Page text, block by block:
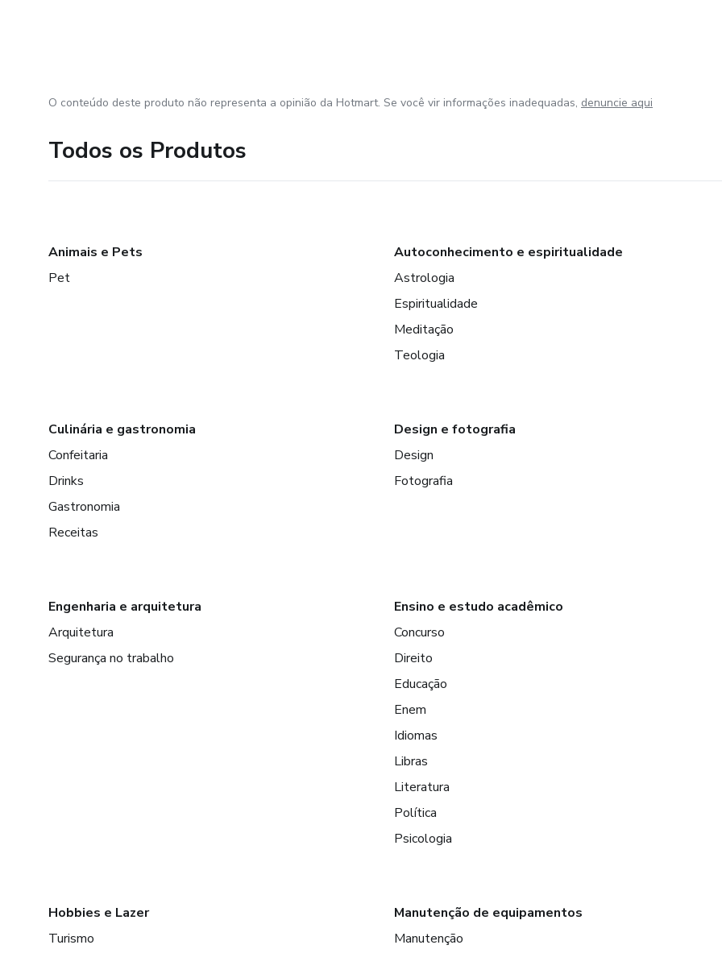
O conteúdo deste produto não representa a opinião da Hotmart. Se você vir informações inadequadas, denuncie aqui
Todos os Produtos
Animais e Pets
Pet
Autoconhecimento e espiritualidade
Astrologia
Espiritualidade
Meditação
Teologia
Culinária e gastronomia
Confeitaria
Drinks
Gastronomia
Receitas
Design e fotografia
Design
Fotografia
Engenharia e arquitetura
Arquitetura
Segurança no trabalho
Ensino e estudo acadêmico
Concurso
Direito
Educação
Enem
Idiomas
Libras
Literatura
Política
Psicologia
Hobbies e Lazer
Turismo
Manutenção de equipamentos
Manutenção